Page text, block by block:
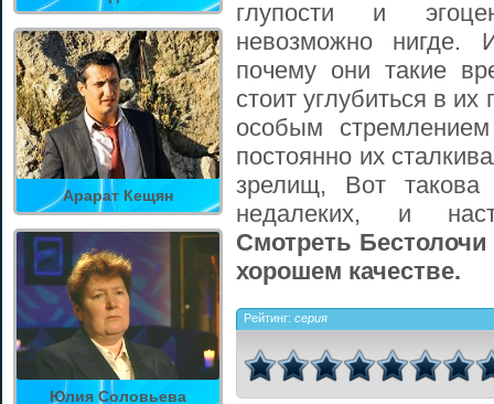
Арарат Кещян
Юлия Соловьева
глупости и
невозможно нигде.
почему они такие
стоит углубиться в
особым
постоянно их
зрелищ, Вот такова
недалеких, и
Смотреть
хорошем качестве.
Рейтинг: серия